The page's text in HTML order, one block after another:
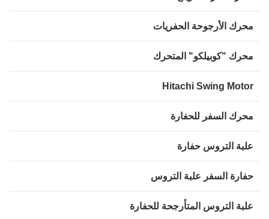
الأرجوحة الحفريات
"كوبيلكو" المتحرك
Hitachi Swing
السفر للحفارة
التروس حفارة
السفر علبة التروس
التروس المتأرجحة للحفارة